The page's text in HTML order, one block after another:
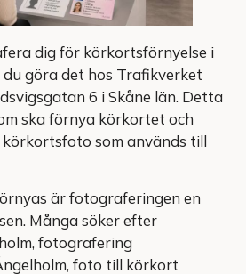
dig för körkortsförnyelse i
du göra det hos Trafikverket
6 i Skåne län. Detta
ska förnya körkortet och
som används till
är fotograferingen en
Många söker efter
fotografering
foto till körkort